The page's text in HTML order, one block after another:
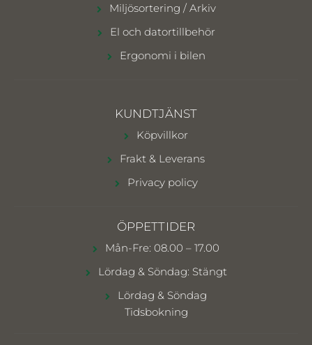
Miljösortering / Arkiv
El och datortillbehör
Ergonomi i bilen
KUNDTJÄNST
Köpvillkor
Frakt & Leverans
Privacy policy
ÖPPETTIDER
Mån-Fre: 08.00 – 17.00
Lördag & Söndag: Stängt
Lördag & Söndag
Tidsbokning